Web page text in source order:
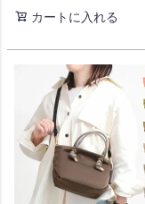
カートに入れる